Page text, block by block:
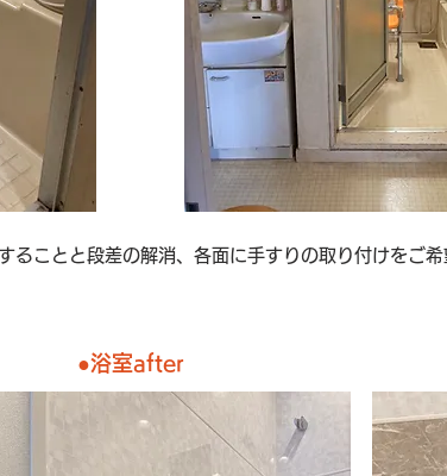
ることと段差の解消、各面に手すりの取り付けをご
●​浴室after